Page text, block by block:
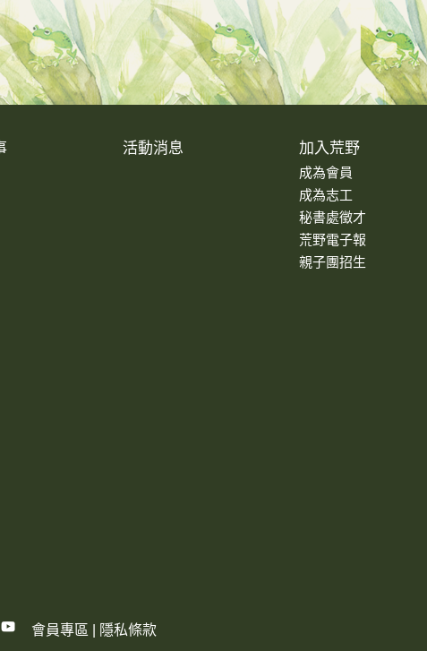
活動消息 加入荒野
成為會員
成為志工
秘書處徵才
荒野電子報
親子團招生
會員專區 隱私條款